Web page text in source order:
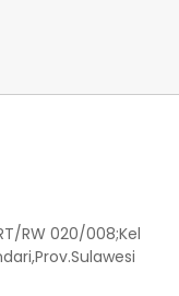
RW 020/008;Kel